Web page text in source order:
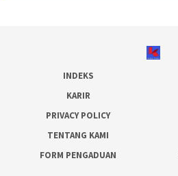
INDEKS
KARIR
PRIVACY POLICY
TENTANG KAMI
FORM PENGADUAN